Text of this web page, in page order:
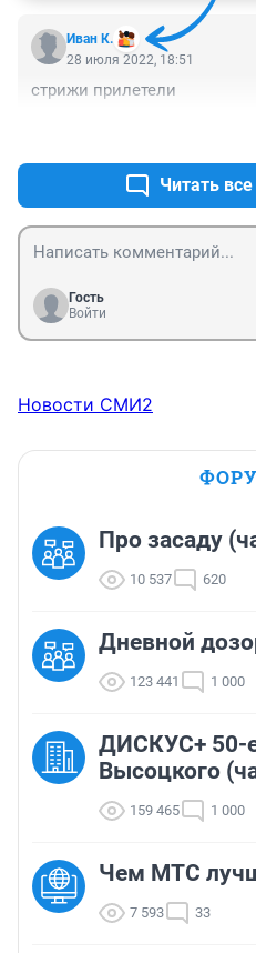
Иван К.
28 июля 2022, 18:51
стрижи прилетели
Читать
Гость
Войти
Новости СМИ2
Про засаду
10 537 620
Дневной
123 441 1 000
ДИСКУС+ 50-
Высоцкого
159 465 1 000
Чем МТС
7 593 33